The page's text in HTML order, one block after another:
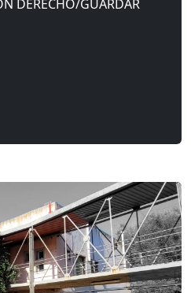
DERECHO/GUARDAR